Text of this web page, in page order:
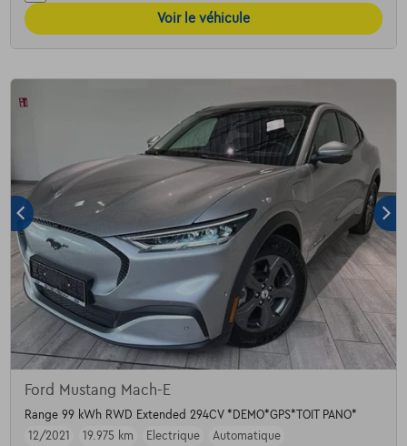
Voir le véhicule
Ford Mustang Mach-E
Range 99 kWh RWD Extended 294CV *DEMO*GPS*TOIT PANO*
12/2021
19.975 km Electrique
Automatique